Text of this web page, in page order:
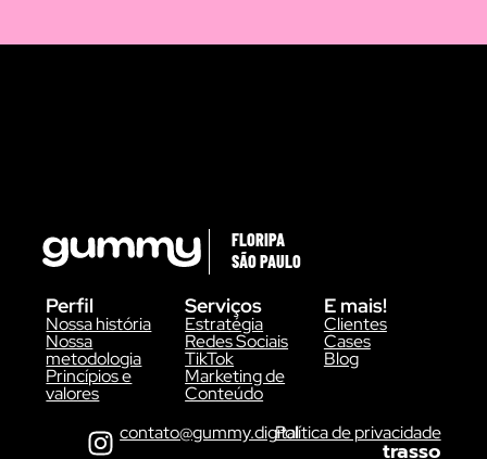
FLORIPA
SÃO PAULO
Perfil
Nossa história
Nossa
metodologia
Princípios e
valores
Serviços
Estratégia
Redes Sociais
TikTok
Marketing de
Conteúdo
E mais!
Clientes
Cases
Blog
contato@gummy.digitalPolítica de privacidade
trasso